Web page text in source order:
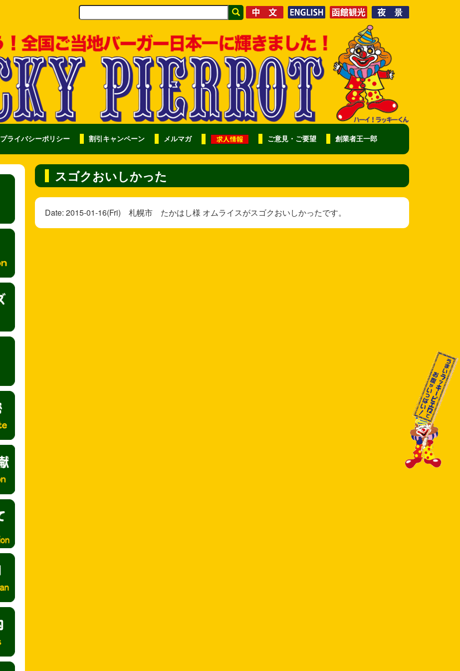
プライバシーポリシー 割引キャンペーン メルマガ ご意見・ご要望 創業者王一郎
スゴクおいしかった
Date: 2015-01-16(Fri) 札幌市 たかはし様 オムライスがスゴクおいしかったです。